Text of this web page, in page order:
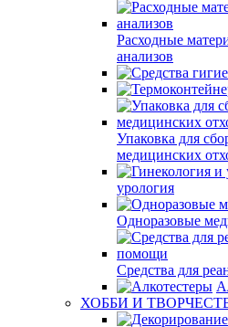
Расходные
анализов
Упаковка для
медицинских
урология
Одноразовые
Средства для
ХОББИ И